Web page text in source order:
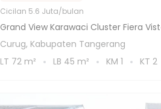
Cicilan 5.6 Juta/bulan
Grand View Karawaci Cluster Fiera
Curug, Kabupaten Tangerang
LT 72 m² LB 45 m² KM 1 KT 2